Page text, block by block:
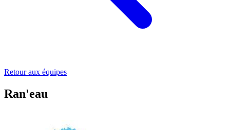
Retour aux équipes
Ran'eau